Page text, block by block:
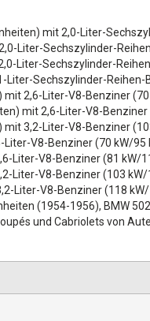
mit 2,0-Liter-
Liter-Sechszylinder-
Liter-Sechszylinder-
Liter-Sechszylinder-
2,6-Liter-V8-Benziner
mit 2,6-Liter-V8-
3,2-Liter-V8-Benziner
V8-Benziner (70 kW/
Liter-V8-Benziner (81 kW/
Liter-V8-Benziner (103
Liter-V8-Benziner (118
(1954-1956), BMW
und Cabriolets von